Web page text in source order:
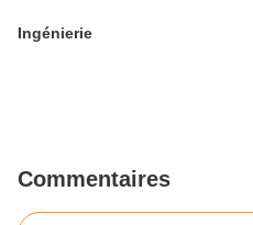
Ingénierie
Commentaires